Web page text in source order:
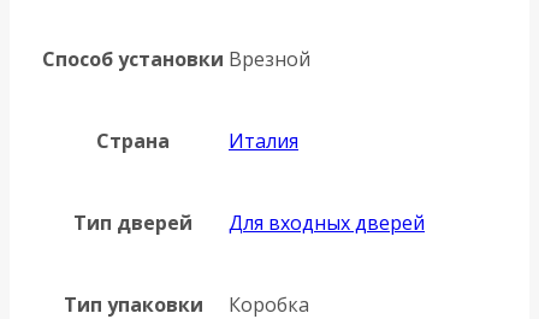
Способ установки Врезной
Страна Италия
Тип дверей Для входных дверей
Тип упаковки Коробка